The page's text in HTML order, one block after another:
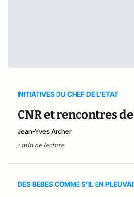
INITIATIVES DU CHEF DE L'ETAT
CNR et rencontres
Jean-Yves Archer
1 min de lecture
DES BEBES COMME S’IL EN